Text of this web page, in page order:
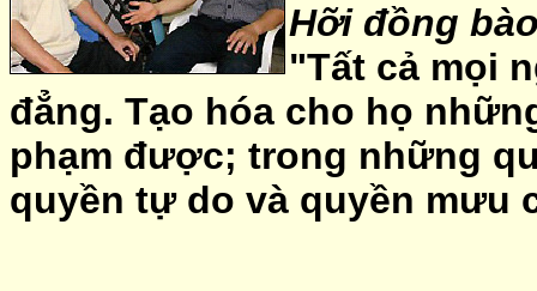
Hỡi đồng
"Tất cả mọi
đẳng. Tạo hóa cho họ
phạm được; trong những
quyền tự do và quyền mưu